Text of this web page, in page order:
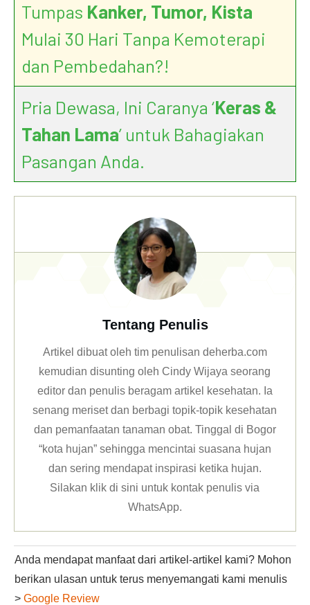
Tumpas Kanker, Tumor, Kista
Mulai 30 Hari Tanpa Kemoterapi
dan Pembedahan?!
Pria Dewasa, Ini Caranya ‘Keras &
Tahan Lama’ untuk Bahagiakan
Pasangan Anda.
Tentang Penulis
Artikel dibuat oleh tim penulisan deherba.com
kemudian disunting oleh Cindy Wijaya seorang
editor dan penulis beragam artikel kesehatan. Ia
senang meriset dan berbagi topik-topik kesehatan
dan pemanfaatan tanaman obat. Tinggal di Bogor
“kota hujan” sehingga mencintai suasana hujan
dan sering mendapat inspirasi ketika hujan.
Silakan klikdi sini untuk kontak penulis via
WhatsApp.
Anda mendapat manfaat dari artikel-artikel kami? Mohon
berikan ulasan untuk terus menyemangati kami menulis
> Google Review